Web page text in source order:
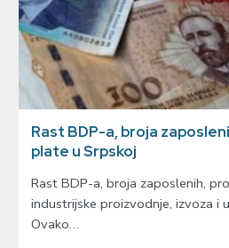
Rast BDP-a, broja
plate u Srpskoj
Rast BDP-a, broja zaposlenih,
industrijske proizvodnje, izvoza i
Ovako…